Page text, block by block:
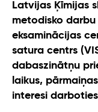
Latvijas Ķīmijas
metodisko
eksaminācijas
satura centrs
dabaszinātņu
laikus,
interesi